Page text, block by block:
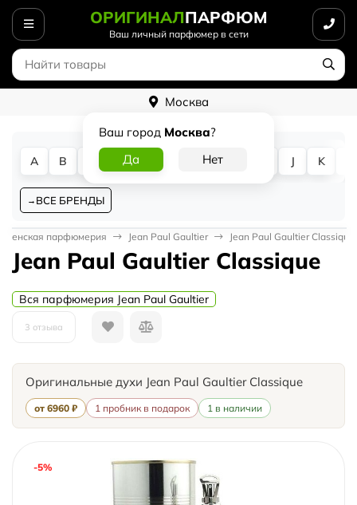
ОРИГИНАЛПАРФЮМ
Ваш личный парфюмер в сети
Москва
Ваш город Москва?
A B D G J K
ВСЕ БРЕНДЫ
Женская парфюмерия Jean Paul Gaultier Jean Paul Gaultier Classique
Jean Paul Gaultier Classique
Вся парфюмерия Jean Paul Gaultier
3 отзыва
Оригинальные духи Jean Paul Gaultier Classique
от 6960 ₽ 1 пробник в подарок 1 в наличии
-5%